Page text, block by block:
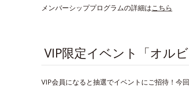
メンバーシッププログラムの詳細はこちら
VIP限定イベント「オル
VIP会員になると抽選でイベントにご招待！今